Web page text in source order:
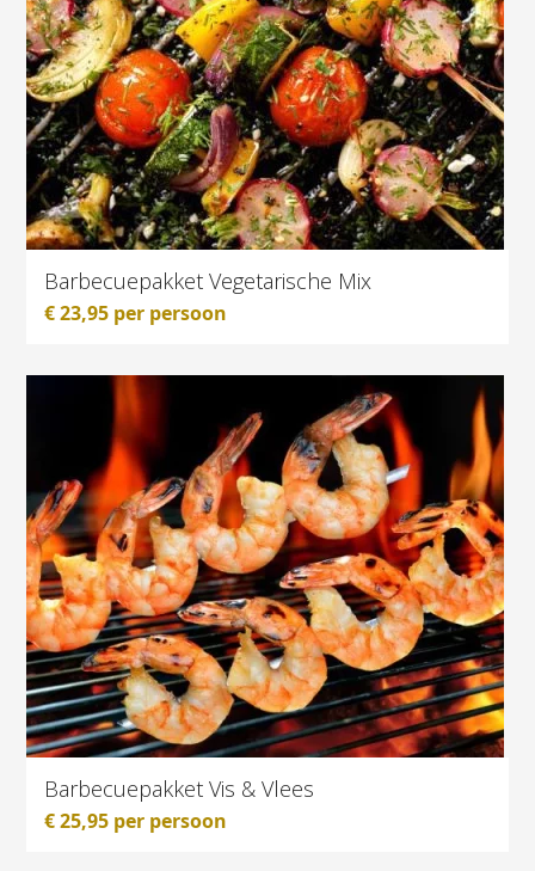
Barbecuepakket Vegetarische Mix
€23,95 per persoon
Barbecuepakket Vis & Vlees
€25,95 per persoon